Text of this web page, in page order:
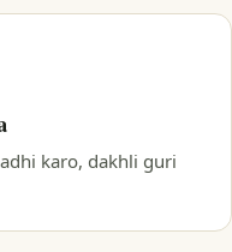
karo, dakhli guri